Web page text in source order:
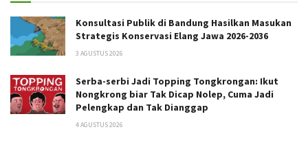
Konsultasi Publik di Bandung Hasilkan Masukan
Strategis Konservasi Elang Jawa 2026-2036
3 AGUSTUS 2026
Serba-serbi Jadi Topping Tongkrongan: Ikut
Nongkrong biar Tak Dicap Nolep, Cuma Jadi
Pelengkap dan Tak Dianggap
4 AGUSTUS 2026